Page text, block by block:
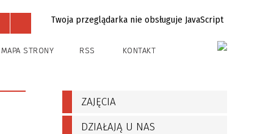
Twoja przeglądarka nie obsługuje JavaScript
MAPA STRONY RSS KONTAKT
Projekty Kontakt
ZAJĘCIA
DZIAŁAJĄ U NAS